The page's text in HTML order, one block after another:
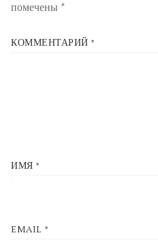
помечены *
КОММЕНТАРИЙ *
ИМЯ *
EMAIL *